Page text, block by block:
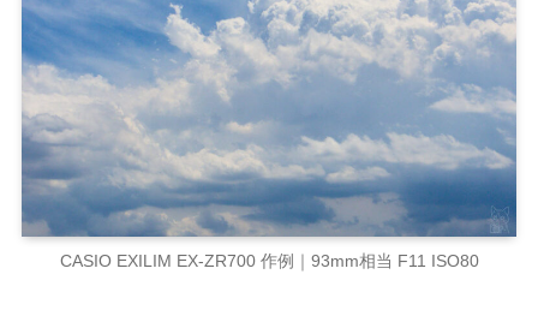
CASIO EXILIM EX-ZR700 作例｜93mm相当 F11 ISO80